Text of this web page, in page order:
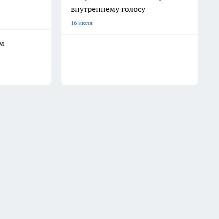
внутреннему голосу
16 июля